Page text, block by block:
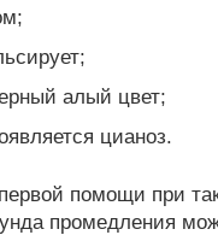
алый цвет;
цианоз.
помощи при
промедления